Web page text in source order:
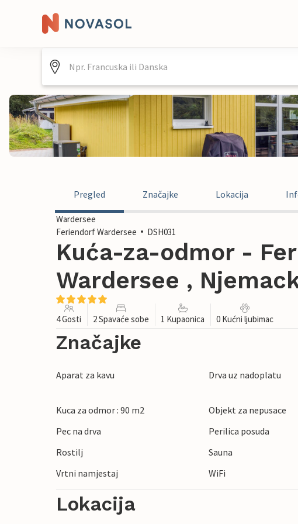
Pregled Značajke Lokacija
Wardersee
Feriendorf Wardersee
DSH031
Kuća-za-odmor -
Wardersee ,
4 Gosti 2 Spavaće sobe 1 Kupaonica 0 Kućni ljubimac
Značajke
Aparat za kavu Drva uz nadoplatu
Kuca za odmor : 90 m2
Objekt za nepusace
Pec na drva
Perilica posuda
Rostilj
Sauna
Vrtni namjestaj
WiFi
Lokacija